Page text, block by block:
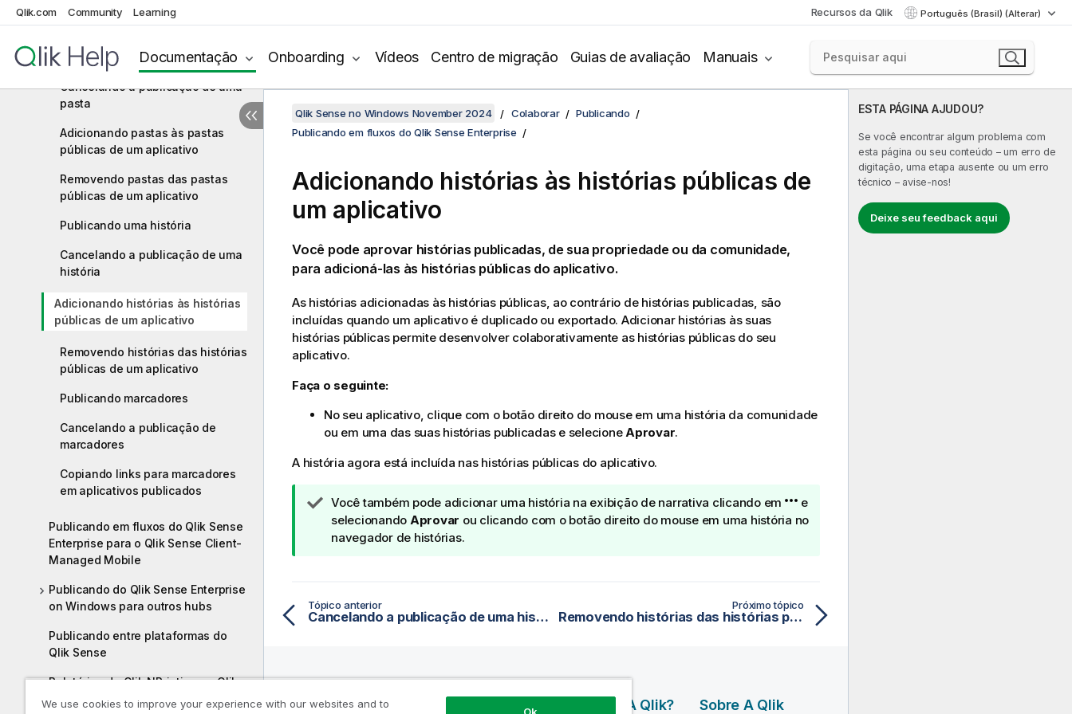
Qlik.com Community Learning Recursos da Qlik Português (Brasil) (Alterar)
Documentação Onboarding Vídeos Centro de migração Guias de avaliação Manuais
Gerenciando propriedades do
aplicativo
Publicando uma pasta
Cancelando a publicação de uma
pasta
Adicionando pastas às pastas
públicas de um aplicativo
Removendo pastas das pastas
públicas de um aplicativo
Publicando uma história
Cancelando a publicação de uma
história
Adicionando histórias às histórias
públicas de um aplicativo
Removendo histórias das histórias
públicas de um aplicativo
Publicando marcadores
Cancelando a publicação de
marcadores
Copiando links para marcadores
em aplicativos publicados
Publicando em fluxos do Qlik Sense
Enterprise para o Qlik Sense Client-
Managed Mobile
Publicando do Qlik Sense Enterprise
on Windows para outros hubs
Publicando entre plataformas do
Qlik Sense
Relatórios do Qlik NPrinting no Qlik
Sense
ESTA PÁGINA AJUDOU?
Se você encontrar algum problema com
esta página ou seu conteúdo – um erro de
digitação, uma etapa ausente ou um erro
técnico – avise-nos!
Deixe seu feedback aqui
Qlik Sense no Windows November 2024 Colaborar
Publicando
Publicando em fluxos do Qlik Sense Enterprise
Adicionando histórias às histórias públicas de
um aplicativo
Você pode aprovar histórias publicadas, de sua propriedade ou da comunidade,
para adicioná-las às histórias públicas do aplicativo.
As histórias adicionadas às histórias públicas, ao contrário de histórias publicadas, são
incluídas quando um aplicativo é duplicado ou exportado. Adicionar histórias às suas
histórias públicas permite desenvolver colaborativamente as histórias públicas do seu
aplicativo.
Faça o seguinte:
No seu aplicativo, clique com o botão direito do mouse em uma história da comunidade
ou em uma das suas histórias publicadas e selecioneAprovar.
A história agora está incluída nas histórias públicas do aplicativo.
N
o
t
d
i
Você também pode adicionar uma história na exibição de narrativa clicando em
e
selecionando Aprovar ou clicando com o botão direito do mouse em uma história no
navegador de histórias.
Tópico anterior
Cancelando a publicação de uma história
Próximo tópico
Removendo histórias das histórias públicas de um aplicativo
Recursos De Por Que A Qlik? Sobre A Qlik
We use cookies to improve your experience with our websites and to